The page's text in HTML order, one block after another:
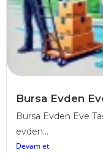
Bursa Evden
Bursa Evden Eve
evden...
Devam et